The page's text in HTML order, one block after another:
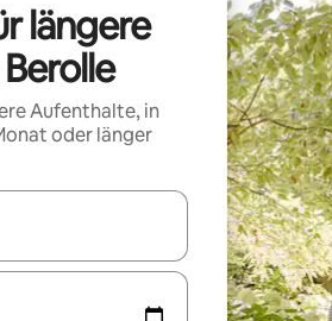
längere
Aufenthalte, in
oder länger
navigiere mit den Pfeiltasten nach